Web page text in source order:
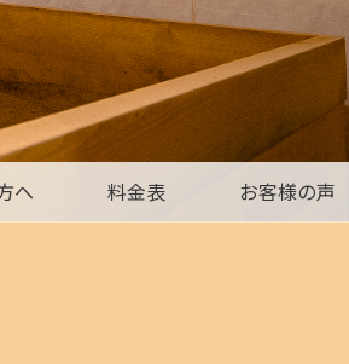
へ 料金表 お客様の声